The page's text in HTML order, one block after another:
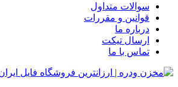
سوالات متداول
قوانین و مقررات
درباره ما
ارسال تیکت
تماس با ما